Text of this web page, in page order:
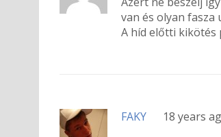
van és olyan fasza
A híd előtti kikötés
FAKY
18 years